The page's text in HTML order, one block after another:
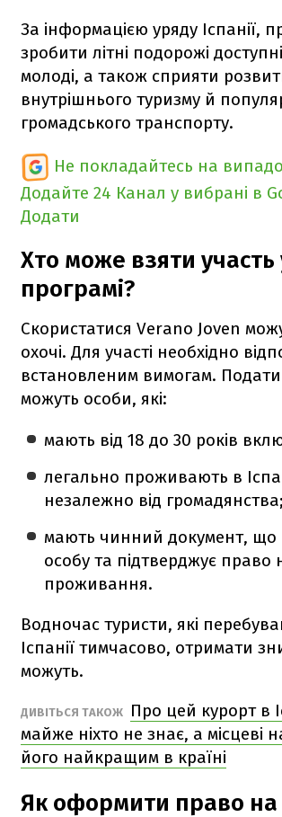
За інформацією уряду Іспанії,
зробити літні подорожі
молоді, а також сприяти
внутрішнього туризму й
громадського транспорту.
Не покладайтесь на
Додайте 24 Канал у вибрані в
Додати
Хто може взяти участь
програмі?
Скористатися Verano Joven
охочі. Для участі необхідно
встановленим вимогам. Подати
можуть особи, які:
мають від 18 до 30 років
легально проживають в
незалежно від громадянства;
мають чинний документ, що
особу та підтверджує право
проживання.
Водночас туристи, які
Іспанії тимчасово, отримати
можуть.
ДИВІТЬСЯ ТАКОЖ
Про цей курорт в
майже ніхто не знає, а місцеві
його найкращим в країні
Як оформити право на